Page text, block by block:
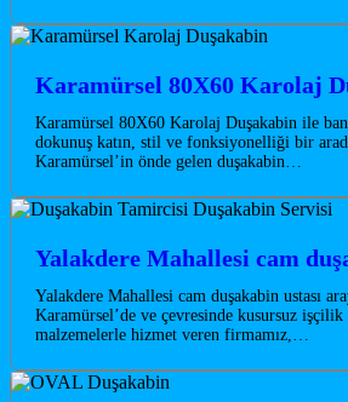
Karamürsel 80X60 Karolaj
Karamürsel 80X60 Karolaj Duşakabin ile
dokunuş katın, stil ve fonksiyonelliği bir
Karamürsel’in önde gelen duşakabin…
Yalakdere Mahallesi cam
Yalakdere Mahallesi cam duşakabin ustası
Karamürsel’de ve çevresinde kusursuz
malzemelerle hizmet veren firmamız,…